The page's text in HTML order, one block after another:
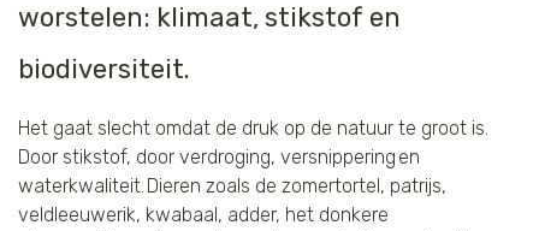
worstelen: klimaat, stikstof en
biodiversiteit.
Het gaat slecht omdat de druk op de natuur te groot is.
Door stikstof, door verdroging, versnippering en
waterkwaliteit. Dieren zoals de zomertortel, patrijs,
veldleeuwerik, kwabaal, adder, het donkere